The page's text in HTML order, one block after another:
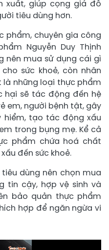
xuất, giúp cọng giá đỗ
tiêu dùng hơn.
phẩm, chuyên gia công
Nguyễn Duy Thịnh
nên mua sử dụng cái gì
sức khoẻ, còn nhân
những loại thực phẩm
hại sẽ tác động đến hệ
em, người bệnh tật, gây
hiểm, tạo tác động xấu
trong bụng mẹ. Kể cả
phẩm chứa hoá chất
đến sức khoẻ.
dùng nên chọn mua
tin cậy, hợp vệ sinh và
bảo quản thực phẩm
hợp để ngăn ngừa vi